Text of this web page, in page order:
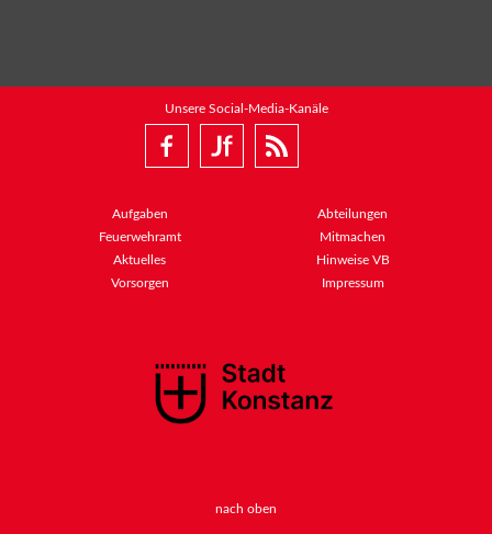
Unsere Social-Media-Kanäle
Aufgaben
Abteilungen
Feuerwehramt
Mitmachen
Aktuelles
Hinweise VB
Vorsorgen
Impressum
nach oben